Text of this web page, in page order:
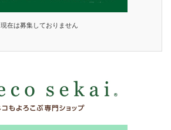
現在は募集しておりません